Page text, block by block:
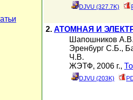
DJVU (327.7K)
2. АТОМНАЯ И
Шапошников
Эренбург С.Б.,
Ч.В.
ЖЭТФ, 2006 г.,
DJVU (203K)